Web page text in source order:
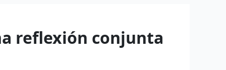
reflexión conjunta